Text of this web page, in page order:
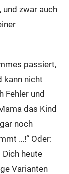
und zwar auch
passiert,
kann nicht
Fehler und
das Kind
noch
…!“ Oder:
Dich heute
Varianten